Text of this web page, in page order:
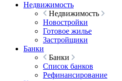
Недвижимость
Недвижимость
Новостройки
Готовое жилье
Застройщики
Банки
Банки
Список банков
Рефинансирование